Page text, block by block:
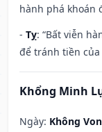
hành phá khoán
- Tỵ: “Bất viễn
để tránh tiền
Khổng Minh
Ngày: Không